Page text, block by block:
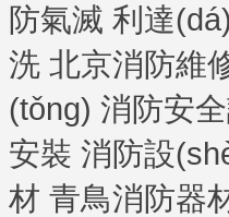
防氣滅 利達
洗 北京消防維
(tǒng) 消防安
安裝 消防設
材 青鳥消防器